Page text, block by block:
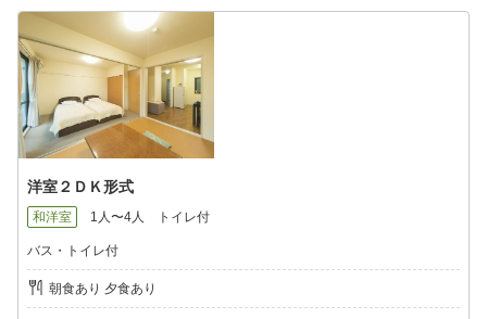
○つけ物
○デザート
※ご夕食は部屋食ですが満室の場合、コミニュティサロンにて、
ペット同伴の方々のみでご一緒にお食事していただく場合もご
ざいますので予めご了承願います。
各テーブル毎に分かれ、ペット同伴にてお召し上がり頂きま
す。
ペットはお部屋にてお留守番か、外でリードにつないで遊ばせ
る
もしくは、交代で召し上がって頂きますようお願いいたしま
す。
※カニが苦手な場合には牛ステーキまたはあわびステーキに変更
可能ですので、
その旨ご予約の際にお申し付けください。
洋室２ＤＫ形式
和洋室 1人〜4人 トイレ付
バス・トイレ付
朝食あり 夕食あり